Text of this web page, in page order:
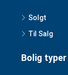
Solgt
Til Salg
Bolig typer